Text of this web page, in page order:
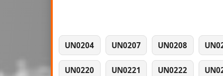
UN0204 UN0207 UN0208
UN0220 UN0221 UN0222